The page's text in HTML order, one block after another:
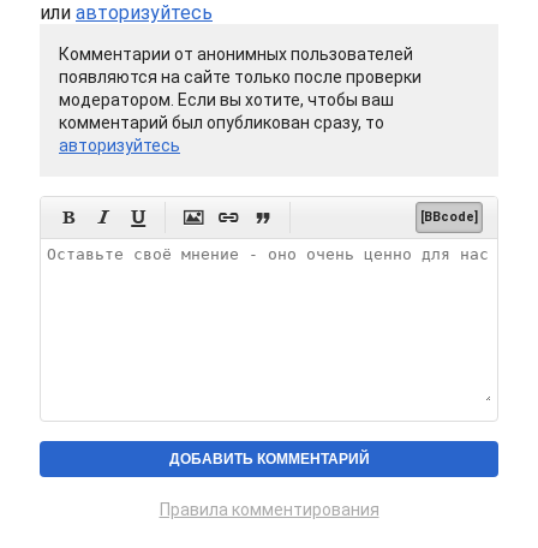
или авторизуйтесь
Комментарии от анонимных пользователей
появляются на сайте только после проверки
модератором. Если вы хотите, чтобы ваш
комментарий был опубликован сразу, то
авторизуйтесь
      [BBcode]
Правила комментирования